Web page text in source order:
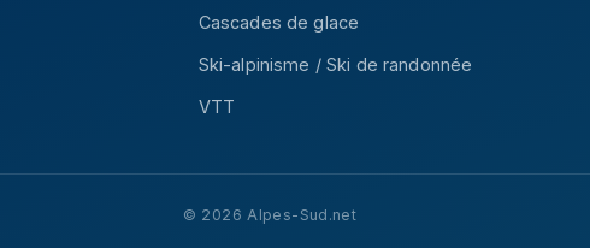
Cascades de glace
Ski-alpinisme / Ski de randonnée
VTT
© 2026 Alpes-Sud.net